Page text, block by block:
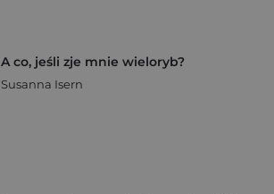
A co, jeśli zje mnie wieloryb?
Susanna Isern